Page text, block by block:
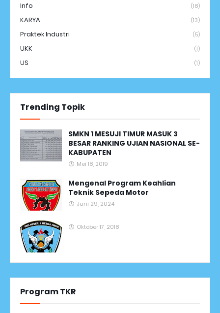
Info (18)
KARYA (13)
Praktek Industri (5)
UKK (1)
US (1)
Trending Topik
SMKN 1 MESUJI TIMUR MASUK 3
BESAR RANKING UJIAN NASIONAL SE-
KABUPATEN
Mei 18, 2019
Mengenal Program Keahlian
Teknik Sepeda Motor
Juni 29, 2024
Oktober 17, 2018
Program TKR